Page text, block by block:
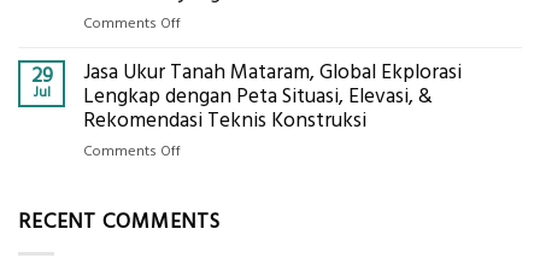
Estimasi
Per
m²
untuk
Mataram,
Solusi
Pemetaan
Presisi
Comments Offon
Cara
Mendapatkan
Posisi
Migas
29
Jul
Jasa Ukur Tanah Mataram, Global Ekplorasi
Lengkap dengan Peta Situasi, Elevasi, &
Rekomendasi Teknis Konstruksi
Comments Offon
Tanah
RECENT COMMENTS